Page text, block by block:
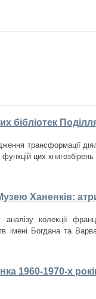
бібліотек
трансформації
цих
Ханенків:
аналізу колекції
імені Богдана та
1960-1970-х